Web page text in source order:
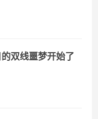
双线噩梦开始了